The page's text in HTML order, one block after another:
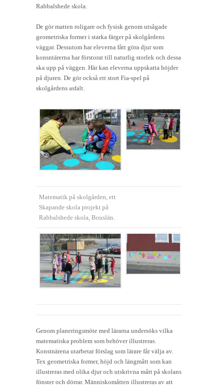
Rabbalshede skola.
De gör matten roligare och fysisk genom utsågade
geometriska former i starka färger på skolgårdens
väggar. Dessutom har eleverna fått göra djur som
konsntärerna har förstorat till naturlig storlek och dessa
ska upp på väggen. Här kan eleverna uppskatta höjder
på djuren. De gör också ett stort Fia-spel på
skolgårdens asfalt.
Matematik på skolgården, ett
Skapande skola projekt på
Rabbalshede skola, Bouslän.
Genom planeringsmöte med lärarna undersöks vilka
matematiska problem som behöver illustreras.
Konstnärena utarbetar förslag som lärare får välja av.
Tex geometriska former, höjd och längmått som kan
illustreras med olika djur och utskrivna mått på skolans
fönster och dörrar. Människomåtten illustreras av att